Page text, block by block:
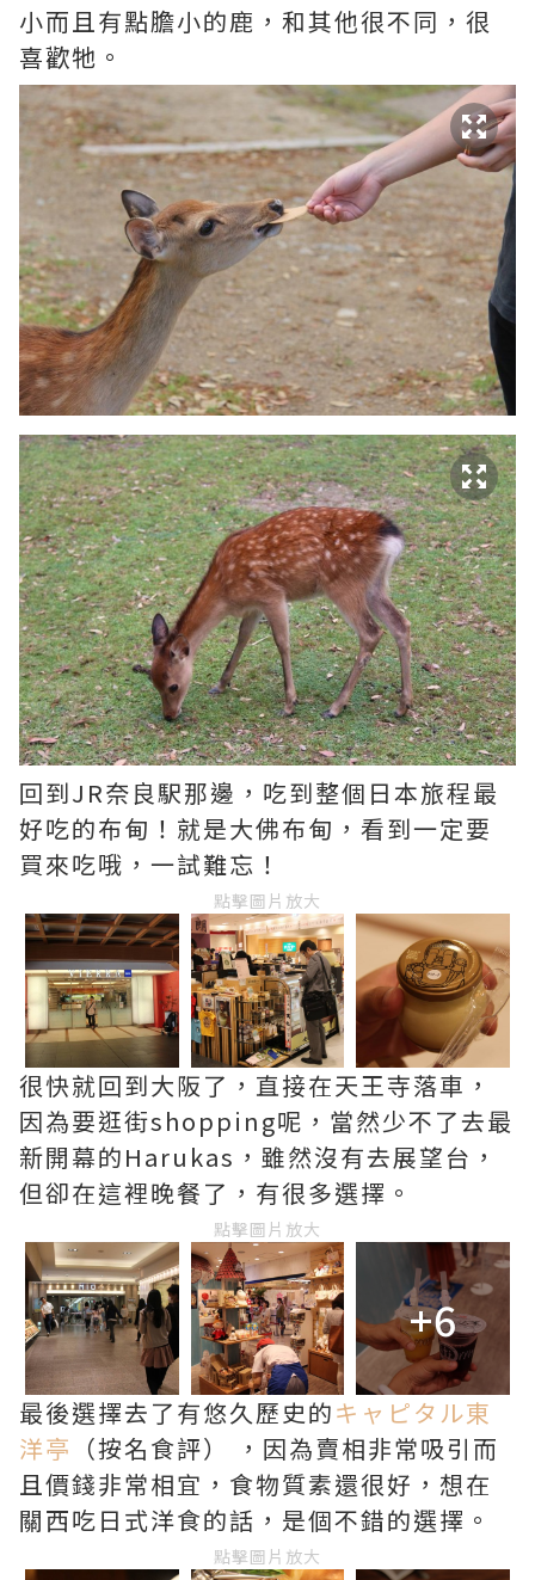
小而且有點膽小的鹿，和其他很不同，很
喜歡牠。
回到JR奈良駅那邊，吃到整個日本旅程最
好吃的布甸！就是大佛布甸，看到一定要
買來吃哦，一試難忘！
點擊圖片放大
很快就回到大阪了，直接在天王寺落車，
因為要逛街shopping呢，當然少不了去最
新開幕的Harukas，雖然沒有去展望台，
但卻在這裡晚餐了，有很多選擇。
點擊圖片放大
+6
最後選擇去了有悠久歷史的キャピタル東
洋亭 （按名食評） ，因為賣相非常吸引而
且價錢非常相宜，食物質素還很好，想在
關西吃日式洋食的話，是個不錯的選擇。
點擊圖片放大